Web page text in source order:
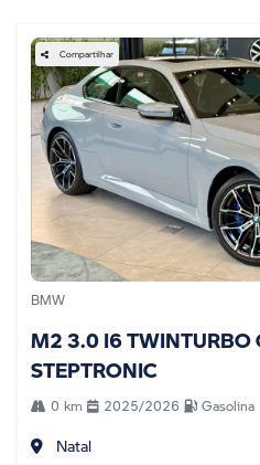
Compartilhar
BMW
M2 3.0 I6 TWINTURBO
STEPTRONIC
0 km 2025/2026 Gasolina
Natal